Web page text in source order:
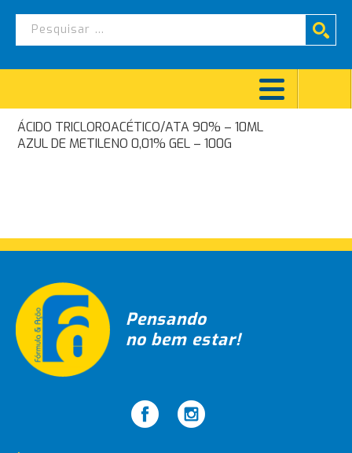
Navegação
ÁCIDO TRICLOROACÉTICO/ATA 90% – 10ML
AZUL DE METILENO 0,01% GEL – 100G
Pensando
no bem estar!